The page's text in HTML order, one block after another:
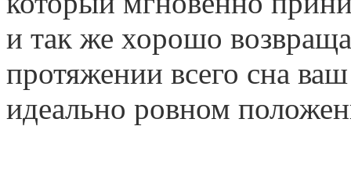
и так же хорошо
протяжении всего сна
идеально ровном